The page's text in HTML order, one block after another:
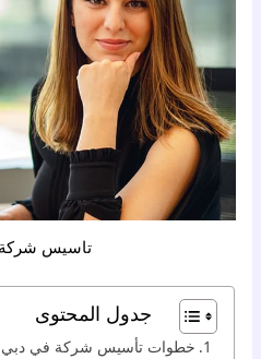
تاسيس
جدول المحتوى
خطوات تأسيس شركة في دبي